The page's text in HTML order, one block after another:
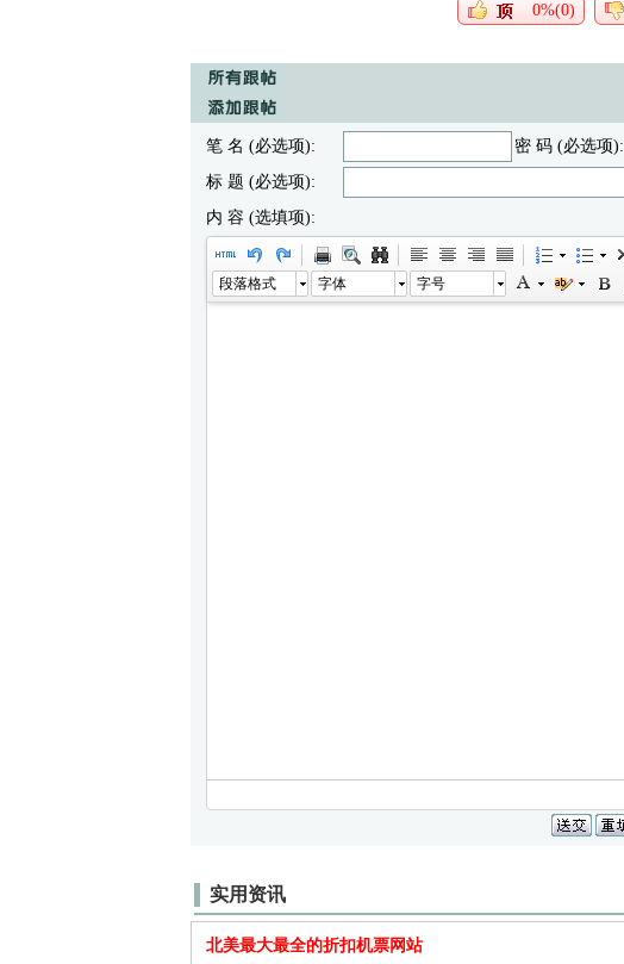
0%(0)
笔 名 (必选项): 密 码 (必选项):
标 题 (必选项):
内 容 (选填项):
段落格式 字体 字号
实用资讯
北美最大最全的折扣机票网站